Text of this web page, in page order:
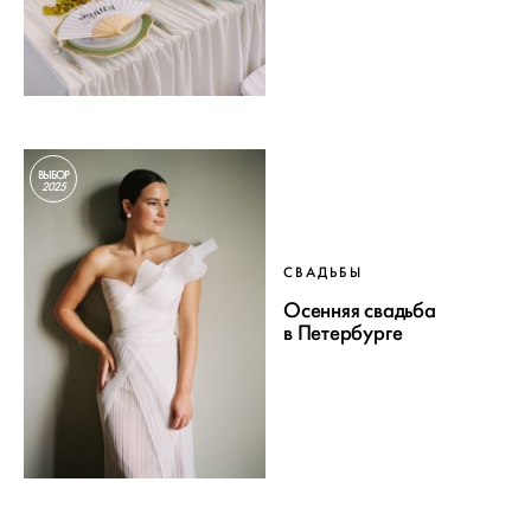
ВЫБОР
2025
СВАДЬБЫ
Осенняя свадьба
в Петербурге